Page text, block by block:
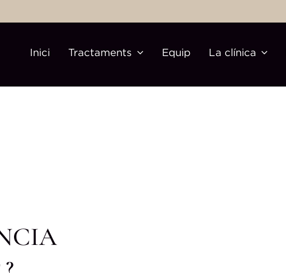
Inici Tractaments Equip La clínica